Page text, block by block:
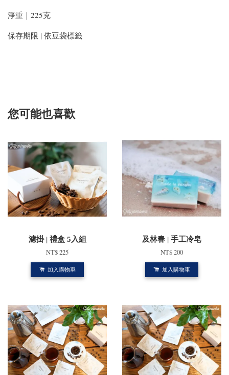
淨重｜225克
保存期限 | 依豆袋標籤
您可能也喜歡
濾掛 | 禮盒 5入組
NT$ 225
加入購物車
及林春 | 手工冷皂
NT$ 200
加入購物車